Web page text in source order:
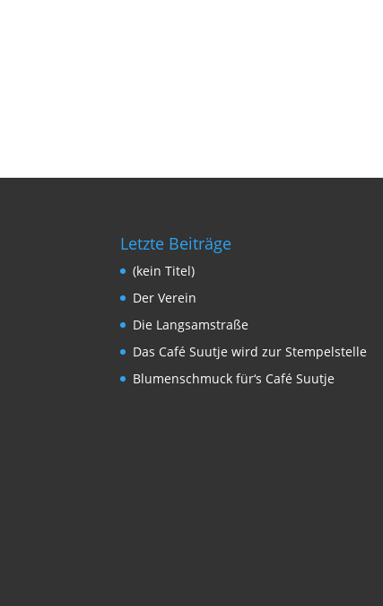
Letzte Beiträge
(kein Titel)
Der Verein
Die Langsamstraße
Das Café Suutje wird zur Stempelstelle
Blumenschmuck für‘s Café Suutje